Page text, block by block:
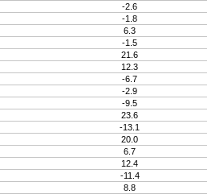
-2.6
-1.8
6.3
-1.5
21.6
12.3
-6.7
-2.9
-9.5
23.6
-13.1
20.0
6.7
12.4
-11.4
8.8